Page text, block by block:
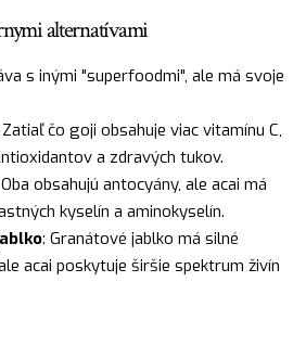
alternatívami
s inými "superfoodmi", ale má svoje
Zatiaľ čo goji obsahuje viac vitamínu C,
a zdravých tukov.
obsahujú antocyány, ale acai má
kyselín a aminokyselín.
: Granátové jablko má silné
acai poskytuje širšie spektrum živín